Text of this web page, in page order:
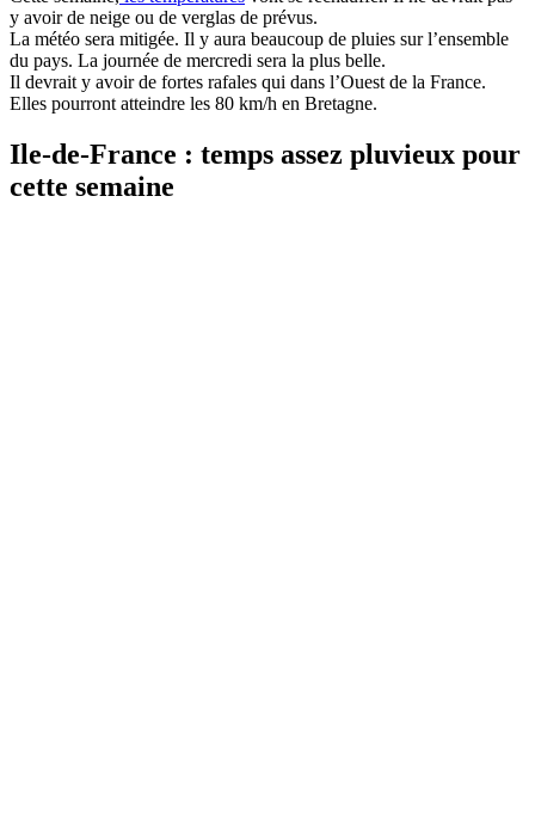
y avoir de neige ou de verglas de prévus.
La météo sera mitigée. Il y aura beaucoup de pluies sur l’ensemble
du pays. La journée de mercredi sera la plus belle.
Il devrait y avoir de fortes rafales qui dans l’Ouest de la France.
Elles pourront atteindre les 80 km/h en Bretagne.
Ile-de-France : temps assez pluvieux pour
cette semaine